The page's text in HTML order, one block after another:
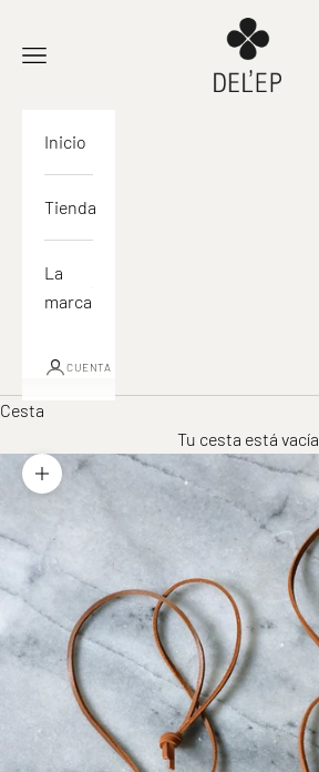
Abrir navegación
Inicio
Tienda
La
marca
CUENTA
Cesta
Tu cesta está vacía
Acercar la imagen